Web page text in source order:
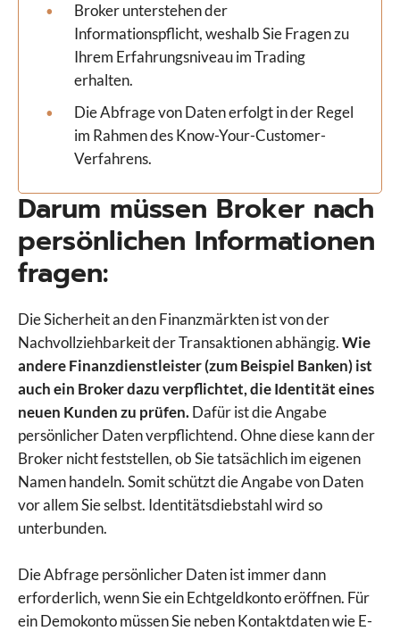
Broker unterstehen der
Informationspflicht, weshalb Sie Fragen zu
Ihrem Erfahrungsniveau im Trading
erhalten.
Die Abfrage von Daten erfolgt in der Regel
im Rahmen des Know-Your-Customer-
Verfahrens.
Darum müssen Broker nach
persönlichen Informationen
fragen:
Die Sicherheit an den Finanzmärkten ist von der
Nachvollziehbarkeit der Transaktionen abhängig.Wie
andere Finanzdienstleister (zum Beispiel Banken) ist
auch ein Broker dazu verpflichtet, die Identität eines
neuen Kunden zu prüfen.Dafür ist die Angabe
persönlicher Daten verpflichtend. Ohne diese kann der
Broker nicht feststellen, ob Sie tatsächlich im eigenen
Namen handeln. Somit schützt die Angabe von Daten
vor allem Sie selbst. Identitätsdiebstahl wird so
unterbunden.
Die Abfrage persönlicher Daten ist immer dann
erforderlich, wenn Sie ein Echtgeldkonto eröffnen. Für
ein Demokonto müssen Sie neben Kontaktdaten wie E-